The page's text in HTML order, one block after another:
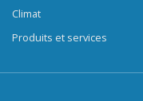
Climat
Produits et services